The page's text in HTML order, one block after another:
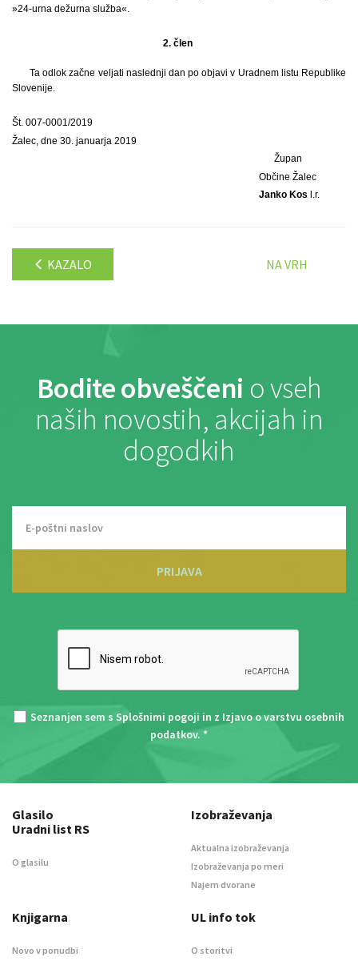
»24-urna dežurna služba«.
2. člen
Ta odlok začne veljati naslednji dan po objavi v Uradnem listu Republike
Slovenije.
Št. 007-0001/2019
Žalec, dne 30. januarja 2019
Župan
Občine Žalec
Janko Kos l.r.
KAZALO NA VRH
Bodite obveščeni o vseh
naših novostih, akcijah in
dogodkih
PRIJAVA
Seznanjen sem s Splošnimi pogoji in z Izjavo o varstvu osebnih
podatkov. *
Glasilo
Uradni list RS
O glasilu
Izobraževanja
Aktualna izobraževanja
Izobraževanja po meri
Najem dvorane
Knjigarna
Novo v ponudbi
UL info tok
O storitvi